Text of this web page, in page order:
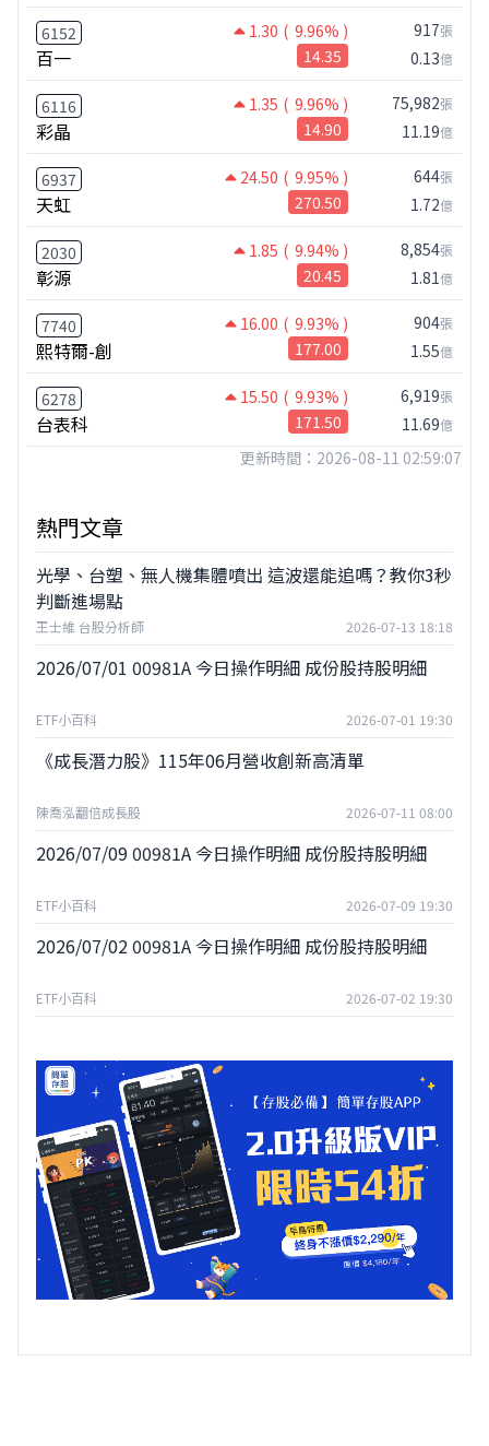
6152 1.30 ( 9.96% )
百一 14.35
917張
0.13億
6116 1.35 ( 9.96% )
彩晶 14.90
75,982張
11.19億
6937 24.50 ( 9.95% )
天虹 270.50
644張
1.72億
2030 1.85 ( 9.94% )
彰源 20.45
8,854張
1.81億
7740 16.00 ( 9.93% )
熙特爾-創 177.00
904張
1.55億
6278 15.50 ( 9.93% )
台表科 171.50
6,919張
11.69億
更新時間：2026-08-11 02:59:07
熱門文章
光學、台塑、無人機集體噴出 這波還能追嗎？教你3秒
判斷進場點
王士維 台股分析師 2026-07-13 18:18
2026/07/01 00981A 今日操作明細 成份股持股明細
ETF小百科 2026-07-01 19:30
《成長潛力股》115年06月營收創新高清單
陳喬泓翻倍成長股 2026-07-11 08:00
2026/07/09 00981A 今日操作明細 成份股持股明細
ETF小百科 2026-07-09 19:30
2026/07/02 00981A 今日操作明細 成份股持股明細
ETF小百科 2026-07-02 19:30